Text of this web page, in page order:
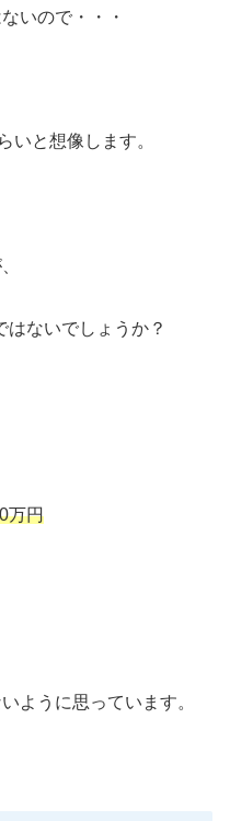
いので・・・
いと想像します。
ないでしょうか？
万円
ように思っています。